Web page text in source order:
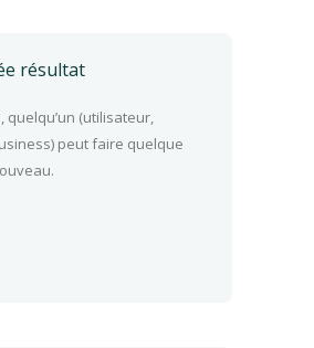
résultat
quelqu’un (utilisateur,
peut faire quelque